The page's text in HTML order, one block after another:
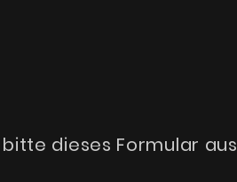
dieses Formular aus